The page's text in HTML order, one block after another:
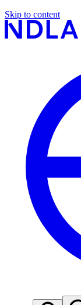
Skip to content